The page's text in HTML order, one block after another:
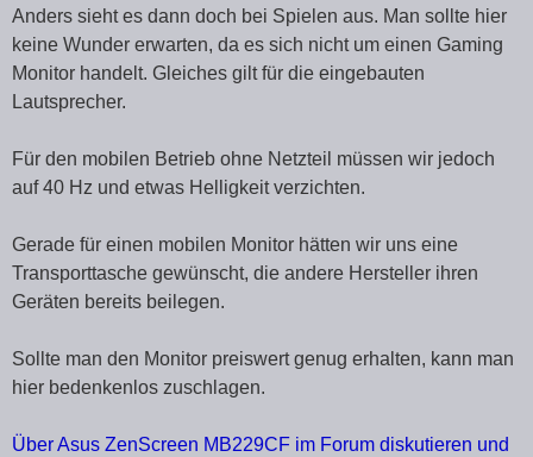
Anders sieht es dann doch bei Spielen aus. Man sollte hier
keine Wunder erwarten, da es sich nicht um einen Gaming
Monitor handelt. Gleiches gilt für die eingebauten
Lautsprecher.
Für den mobilen Betrieb ohne Netzteil müssen wir jedoch
auf 40 Hz und etwas Helligkeit verzichten.
Gerade für einen mobilen Monitor hätten wir uns eine
Transporttasche gewünscht, die andere Hersteller ihren
Geräten bereits beilegen.
Sollte man den Monitor preiswert genug erhalten, kann man
hier bedenkenlos zuschlagen.
Über Asus ZenScreen MB229CF im Forum diskutieren und